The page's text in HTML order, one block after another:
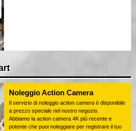
Noleggio Action Camera
Il servizio di noleggio action camera è disponibile
a prezzo speciale nel nostro negozio.
Abbiamo la action camera 4K più recente e
potente che puoi noleggiare per registrare il tuo